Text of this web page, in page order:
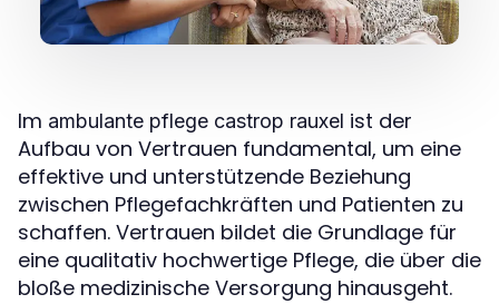
Im ambulante pflege castrop rauxel ist der
Aufbau von Vertrauen fundamental, um eine
effektive und unterstützende Beziehung
zwischen Pflegefachkräften und Patienten zu
schaffen. Vertrauen bildet die Grundlage für
eine qualitativ hochwertige Pflege, die über die
bloße medizinische Versorgung hinausgeht.